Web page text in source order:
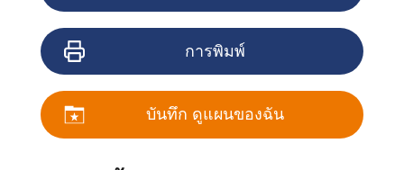
การพิมพ์
บันทึก ดูแผนของฉัน